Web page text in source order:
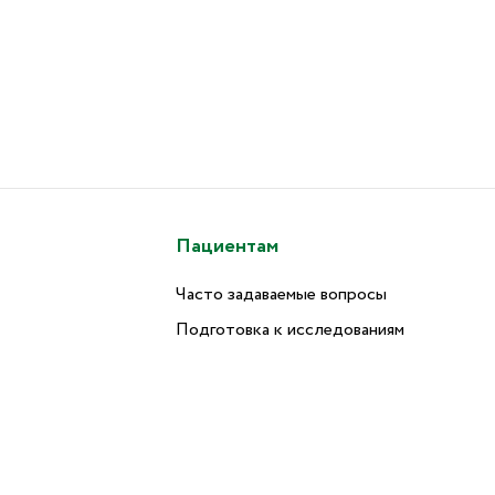
Пациентам
Часто задаваемые вопросы
Подготовка к исследованиям